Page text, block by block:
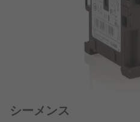
シーメンス